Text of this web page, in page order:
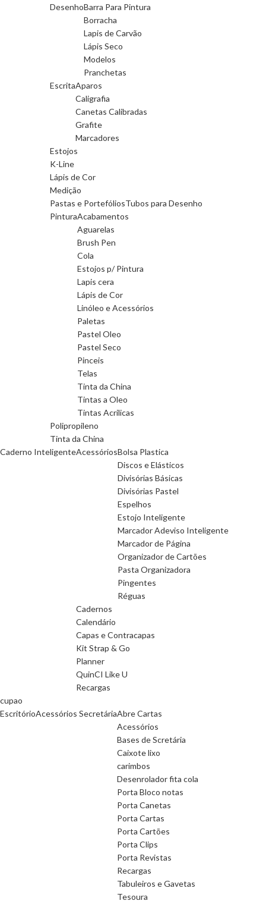
DesenhoBarra Para Pintura
Borracha
Lapis de Carvão
Lápis Seco
Modelos
Pranchetas
EscritaAparos
Caligrafia
Canetas Calibradas
Grafite
Marcadores
Estojos
K-Line
Lápis de Cor
Medição
Pastas e PortefóliosTubos para Desenho
PinturaAcabamentos
Aguarelas
Brush Pen
Cola
Estojos p/ Pintura
Lapis cera
Lápis de Cor
Linóleo e Acessórios
Paletas
Pastel Oleo
Pastel Seco
Pinceis
Telas
Tinta da China
Tintas a Oleo
Tintas Acrilicas
Polipropileno
Tinta da China
Caderno InteligenteAcessóriosBolsa Plastica
Discos e Elásticos
Divisórias Básicas
Divisórias Pastel
Espelhos
Estojo Inteligente
Marcador Adeviso Inteligente
Marcador de Página
Organizador de Cartões
Pasta Organizadora
Pingentes
Réguas
Cadernos
Calendário
Capas e Contracapas
Kit Strap & Go
Planner
QuinCI Like U
Recargas
cupao
EscritórioAcessórios SecretáriaAbre Cartas
Acessórios
Bases de Scretária
Caixote lixo
carimbos
Desenrolador fita cola
Porta Bloco notas
Porta Canetas
Porta Cartas
Porta Cartões
Porta Clips
Porta Revistas
Recargas
Tabuleiros e Gavetas
Tesoura